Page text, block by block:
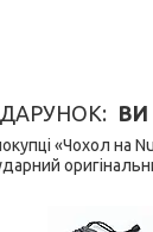
ВИ
«Чохол на